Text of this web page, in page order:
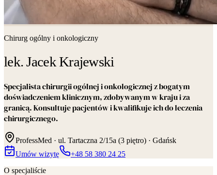
Chirurg ogólny i onkologiczny
lek. Jacek Krajewski
Specjalista chirurgii ogólnej i onkologicznej z bogatym
doświadczeniem klinicznym, zdobywanym w kraju i za
granicą. Konsultuje pacjentów i kwalifikuje ich do leczenia
chirurgicznego.
ProfessMed · ul. Tartaczna 2/15a (3 piętro) · Gdańsk
Umów wizytę
+48 58 380 24 25
O specjaliście